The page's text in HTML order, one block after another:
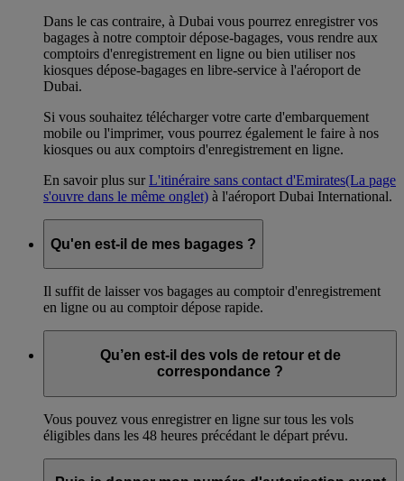
Dans le cas contraire, à Dubai vous pourrez enregistrer vos
bagages à notre comptoir dépose-bagages, vous rendre aux
comptoirs d'enregistrement en ligne ou bien utiliser nos
kiosques dépose-bagages en libre-service à l'aéroport de
Dubai.
Si vous souhaitez télécharger votre carte d'embarquement
mobile ou l'imprimer, vous pourrez également le faire à nos
kiosques ou aux comptoirs d'enregistrement en ligne.
En savoir plus surL'itinéraire sans contact d'Emirates(La page
s'ouvre dans le même onglet) à l'aéroport Dubai International.
Qu'en est-il de mes bagages ?
Il suffit de laisser vos bagages au comptoir d'enregistrement
en ligne ou au comptoir dépose rapide.
Qu’en est-il des vols de retour et de
correspondance ?
Vous pouvez vous enregistrer en ligne sur tous les vols
éligibles dans les 48 heures précédant le départ prévu.